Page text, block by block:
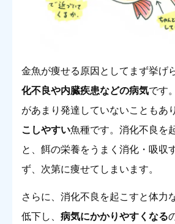
金魚が痩せる原因としてまず挙げ
化不良や内臓疾患などの病気です
があまり発達していないこともあり
こしやすい魚種です。消化不良を
と、餌の栄養をうまく消化・吸収
ず、次第に痩せてしまいます。
さらに、消化不良を起こすと体力
低下し、 病気にかかりやすくなる